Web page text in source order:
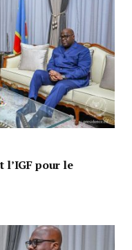
l’IGF pour le